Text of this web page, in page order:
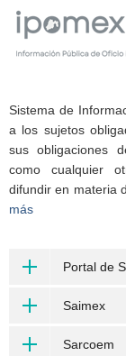
Sistema de
a los sujetos
sus obligaciones
como cualquier
difundir en materia
más
Portal de
Saimex
Sarcoem